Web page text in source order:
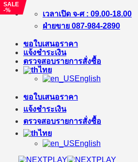
ข้าม
เนื้อหา
เวลาเปิด จ-ศ : 09.00-18.00
ฝ่ายขาย 087-984-2890
ขอใบเสนอราคา
แจ้งชำระเงิน
ตรวจสอบรายการสั่งซื้อ
ไทย
English
ขอใบเสนอราคา
แจ้งชำระเงิน
ตรวจสอบรายการสั่งซื้อ
ไทย
English
SALE
-%